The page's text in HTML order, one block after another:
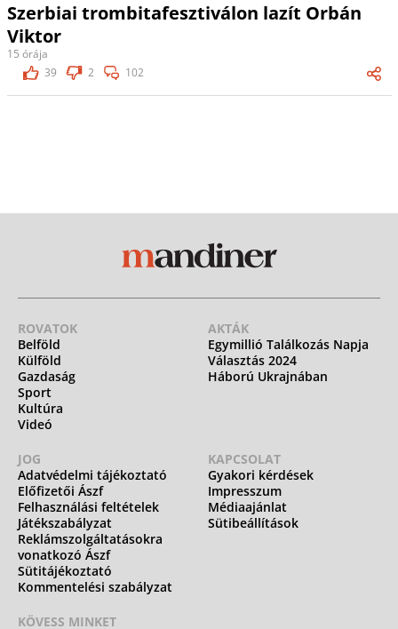
Szerbiai trombitafesztiválon lazít Orbán
Viktor
15 órája
39
2 102
ROVATOK
Belföld
Külföld
Gazdaság
Sport
Kultúra
Videó
AKTÁK
Egymillió Találkozás Napja
Választás 2024
Háború Ukrajnában
JOG
Adatvédelmi tájékoztató
Előfizetői Ászf
Felhasználási feltételek
Játékszabályzat
Reklámszolgáltatásokra
vonatkozó Ászf
Sütitájékoztató
Kommentelési szabályzat
KAPCSOLAT
Gyakori kérdések
Impresszum
Médiaajánlat
Sütibeállítások
KÖVESS MINKET